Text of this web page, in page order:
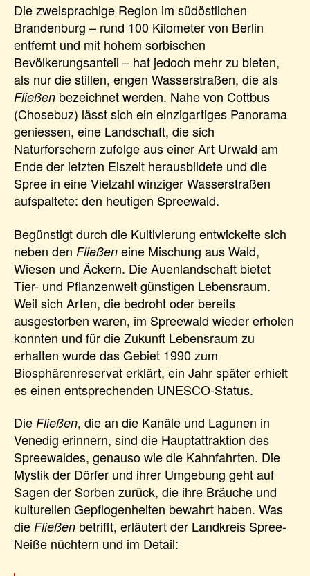
Die zweisprachige Region im südöstlichen
Brandenburg – rund 100 Kilometer von Berlin
entfernt und mit hohem sorbischen
Bevölkerungsanteil – hat jedoch mehr zu bieten,
als nur die stillen, engen Wasserstraßen, die als
Fließen bezeichnet werden. Nahe von Cottbus
(Chosebuz) lässt sich ein einzigartiges Panorama
geniessen, eine Landschaft, die sich
Naturforschern zufolge aus einer Art Urwald am
Ende der letzten Eiszeit herausbildete und die
Spree in eine Vielzahl winziger Wasserstraßen
aufspaltete: den heutigen Spreewald.
Begünstigt durch die Kultivierung entwickelte sich
neben den Fließen eine Mischung aus Wald,
Wiesen und Äckern. Die Auenlandschaft bietet
Tier- und Pflanzenwelt günstigen Lebensraum.
Weil sich Arten, die bedroht oder bereits
ausgestorben waren, im Spreewald wieder erholen
konnten und für die Zukunft Lebensraum zu
erhalten wurde das Gebiet 1990 zum
Biosphärenreservat erklärt, ein Jahr später erhielt
es einen entsprechenden UNESCO-Status.
Die Fließen, die an die Kanäle und Lagunen in
Venedig erinnern, sind die Hauptattraktion des
Spreewaldes, genauso wie die Kahnfahrten. Die
Mystik der Dörfer und ihrer Umgebung geht auf
Sagen der Sorben zurück, die ihre Bräuche und
kulturellen Gepflogenheiten bewahrt haben. Was
die Fließen betrifft, erläutert der Landkreis Spree-
Neiße nüchtern und im Detail: